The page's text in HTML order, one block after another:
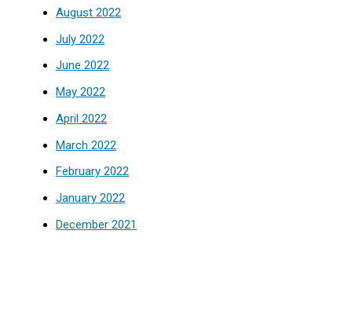
August 2022
July 2022
June 2022
May 2022
April 2022
March 2022
February 2022
January 2022
December 2021